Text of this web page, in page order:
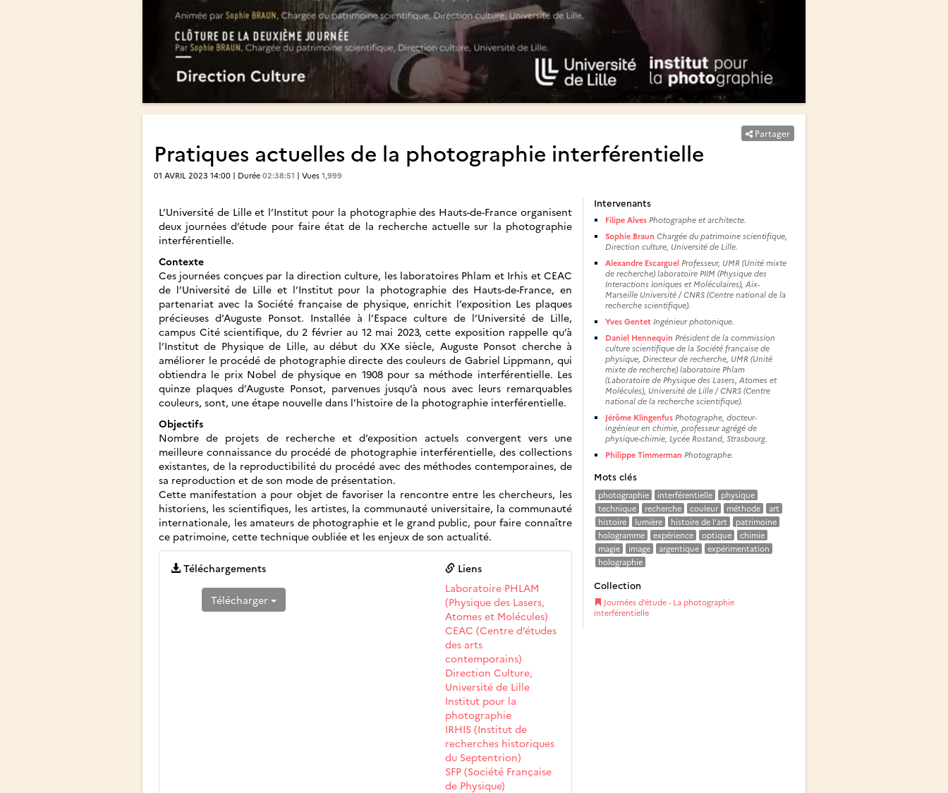
Partager
Pratiques actuelles de la photographie interférentielle
01 AVRIL 2023 14:00 | Durée 02:38:51 | Vues 1,999
L’Université de Lille et l’Institut pour la photographie des Hauts-de-France organisent
deux journées d’étude pour faire état de la recherche actuelle sur la photographie
interférentielle.
Contexte
Ces journées conçues par la direction culture, les laboratoires Phlam et Irhis et CEAC
de l’Université de Lille et l’Institut pour la photographie des Hauts-de-France, en
partenariat avec la Société française de physique, enrichit l’exposition Les plaques
précieuses d’Auguste Ponsot. Installée à l’Espace culture de l’Université de Lille,
campus Cité scientifique, du 2 février au 12 mai 2023, cette exposition rappelle qu’à
l’Institut de Physique de Lille, au début du XXe siècle, Auguste Ponsot cherche à
améliorer le procédé de photographie directe des couleurs de Gabriel Lippmann, qui
obtiendra le prix Nobel de physique en 1908 pour sa méthode interférentielle. Les
quinze plaques d’Auguste Ponsot, parvenues jusqu’à nous avec leurs remarquables
couleurs, sont, une étape nouvelle dans l’histoire de la photographie interférentielle.
Objectifs
Nombre de projets de recherche et d’exposition actuels convergent vers une
meilleure connaissance du procédé de photographie interférentielle, des collections
existantes, de la reproductibilité du procédé avec des méthodes contemporaines, de
sa reproduction et de son mode de présentation.
Cette manifestation a pour objet de favoriser la rencontre entre les chercheurs, les
historiens, les scientifiques, les artistes, la communauté universitaire, la communauté
internationale, les amateurs de photographie et le grand public, pour faire connaître
ce patrimoine, cette technique oubliée et les enjeux de son actualité.
Téléchargements
Télécharger
Liens
Laboratoire PHLAM
(Physique des Lasers,
Atomes et Molécules)
CEAC (Centre d’études
des arts
contemporains)
Direction Culture,
Université de Lille
Institut pour la
photographie
IRHIS (Institut de
recherches historiques
du Septentrion)
SFP (Société Française
de Physique)
Intervenants
Filipe Alves Photographe et architecte.
Sophie Braun Chargée du patrimoine scientifique,
Direction culture, Université de Lille.
Alexandre Escarguel Professeur, UMR (Unité mixte
de recherche) laboratoire PIIM (Physique des
Interactions Ioniques et Moléculaires), Aix-
Marseille Université / CNRS (Centre national de la
recherche scientifique).
Yves Gentet Ingénieur photonique.
Daniel Hennequin Président de la commission
culture scientifique de la Société française de
physique, Directeur de recherche, UMR (Unité
mixte de recherche) laboratoire Phlam
(Laboratoire de Physique des Lasers, Atomes et
Molécules), Université de Lille / CNRS (Centre
national de la recherche scientifique).
Jérôme Klingenfus Photographe, docteur-
ingénieur en chimie, professeur agrégé de
physique-chimie, Lycée Rostand, Strasbourg.
Philippe Timmerman Photographe.
Mots clés
photographie interférentielle
physique
technique
recherche couleur méthode
art
histoire
lumière histoire de l’art
patrimoine
hologramme
expérience optique
chimie
magie
image argentique
expérimentation
holographie
Collection
Journées d’étude - La photographie
interférentielle